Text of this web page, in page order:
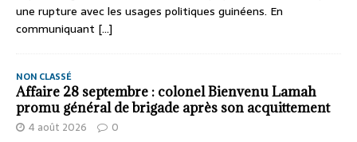
une rupture avec les usages politiques guinéens. En
communiquant [...]
NON CLASSÉ
Affaire 28 septembre : colonel Bienvenu Lamah
promu général de brigade après son acquittement
4 août 2026 0